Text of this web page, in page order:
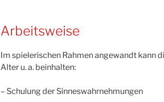
Arbeitsweise
Im spielerischen Rahmen angewandt kann
Alter u. a. beinhalten:
– Schulung der Sinneswahrnehmungen